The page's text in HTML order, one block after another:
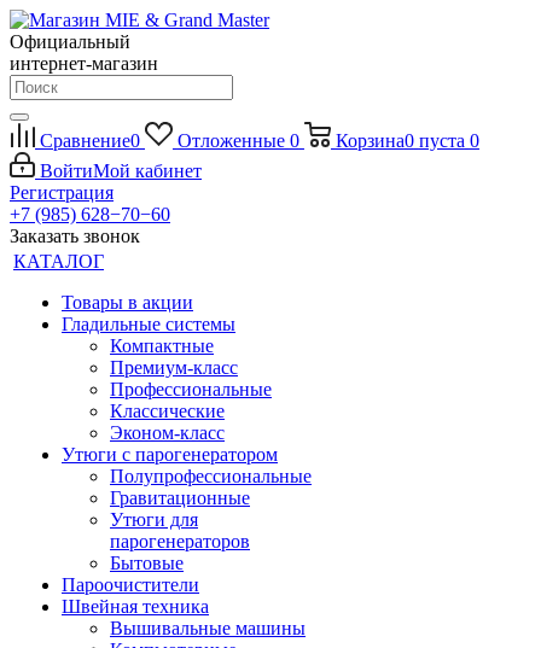
Официальный
интернет-магазин
Сравнение0 Отложенные 0 Корзина0 пуста 0
ВойтиМой кабинет
Регистрация
+7 (985) 628−70−60
Заказать звонок
КАТАЛОГ
Товары в акции
Гладильные системы
Компактные
Премиум-класс
Профессиональные
Классические
Эконом-класс
Утюги с парогенератором
Полупрофессиональные
Гравитационные
Утюги для
парогенераторов
Бытовые
Пароочистители
Швейная техника
Вышивальные машины